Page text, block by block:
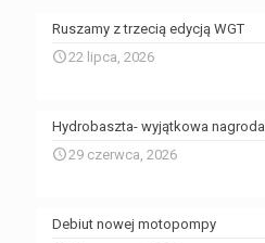
Ruszamy z trzecią edycją WGT
22 lipca, 2026
Hydrobaszta- wyjątkowa nagroda
29 czerwca, 2026
Debiut nowej motopompy